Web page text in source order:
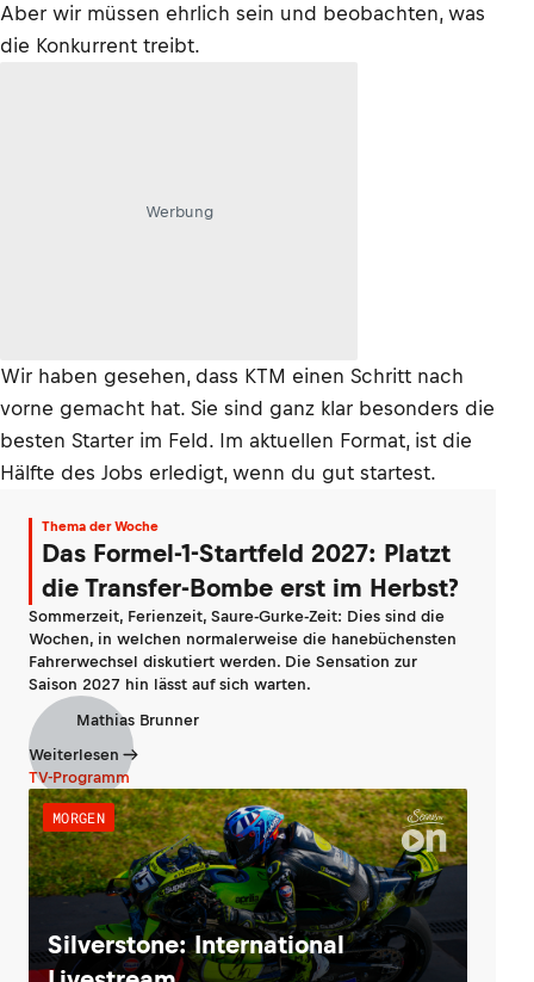
Aber wir müssen ehrlich sein und beobachten, was
die Konkurrent treibt.
Werbung
Wir haben gesehen, dass KTM einen Schritt nach
vorne gemacht hat. Sie sind ganz klar besonders die
besten Starter im Feld. Im aktuellen Format, ist die
Hälfte des Jobs erledigt, wenn du gut startest.
Thema der Woche
Das Formel-1-Startfeld 2027: Platzt
die Transfer-Bombe erst im Herbst?
Sommerzeit, Ferienzeit, Saure-Gurke-Zeit: Dies sind die
Wochen, in welchen normalerweise die hanebüchensten
Fahrerwechsel diskutiert werden. Die Sensation zur
Saison 2027 hin lässt auf sich warten.
Mathias Brunner
Weiterlesen
TV-Programm
MORGEN
Silverstone: International